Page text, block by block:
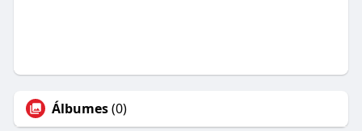
Álbumes(0)